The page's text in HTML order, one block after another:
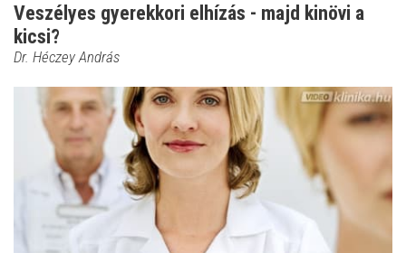
Veszélyes gyerekkori elhízás - majd kinövi a
kicsi?
Dr. Héczey András